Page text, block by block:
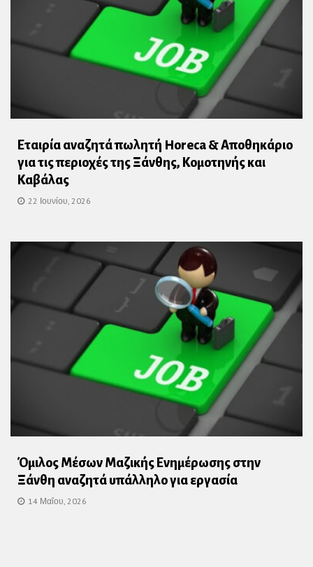
Εταιρία αναζητά πωλητή Horeca & Αποθηκάριο
για τις περιοχές της Ξάνθης, Κομοτηνής και
Καβάλας
22 Ιουνίου, 2026
Όμιλος Μέσων Μαζικής Ενημέρωσης στην
Ξάνθη αναζητά υπάλληλο για εργασία
14 Μαΐου, 2026